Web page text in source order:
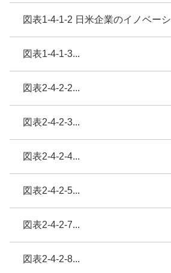
図表1-4-1-2 日米企業のイノベー
図表1-4-1-3...
図表2-4-2-2...
図表2-4-2-3...
図表2-4-2-4...
図表2-4-2-5...
図表2-4-2-7...
図表2-4-2-8...